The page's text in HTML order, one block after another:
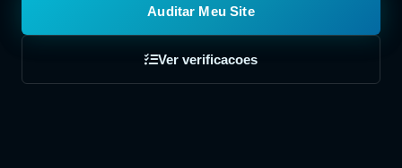
Auditar Meu Site
Ver verificacoes